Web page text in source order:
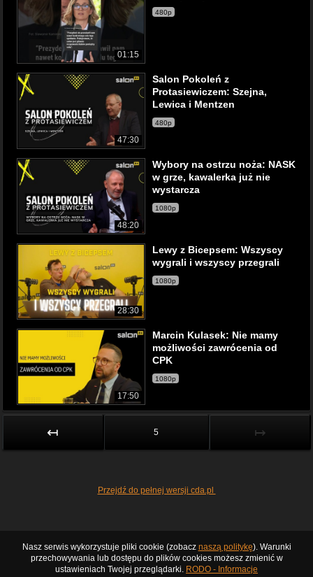
01:15
480p
47:30
Salon Pokoleń z
Protasiewiczem: Szejna,
Lewica i Mentzen
480p
48:20
Wybory na ostrzu noża: NASK
w grze, kawalerka już nie
wystarcza
1080p
28:30
Lewy z Bicepsem: Wszyscy
wygrali i wszyscy przegrali
1080p
17:50
Marcin Kulasek: Nie mamy
możliwości zawrócenia od
CPK
1080p
↤ 5 ↦
Przejdź do pełnej wersji cda.pl
Nasz serwis wykorzystuje pliki cookie (zobacz naszą politykę). Warunki
przechowywania lub dostępu do plików cookies możesz zmienić w
ustawieniach Twojej przeglądarki. RODO - Informacje